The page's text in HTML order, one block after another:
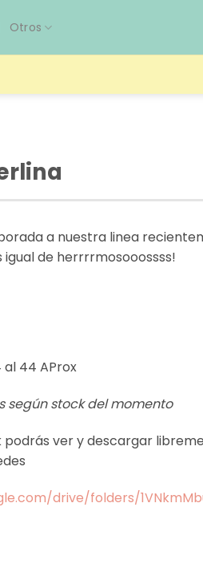
Otros
a nuestra linea
de herrrrmosooossss!
al 44 AProx
según stock del momento
podrás ver y descargar
drive/folders/